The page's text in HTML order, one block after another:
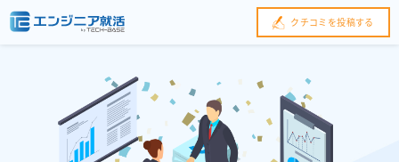
クチコミを投稿する